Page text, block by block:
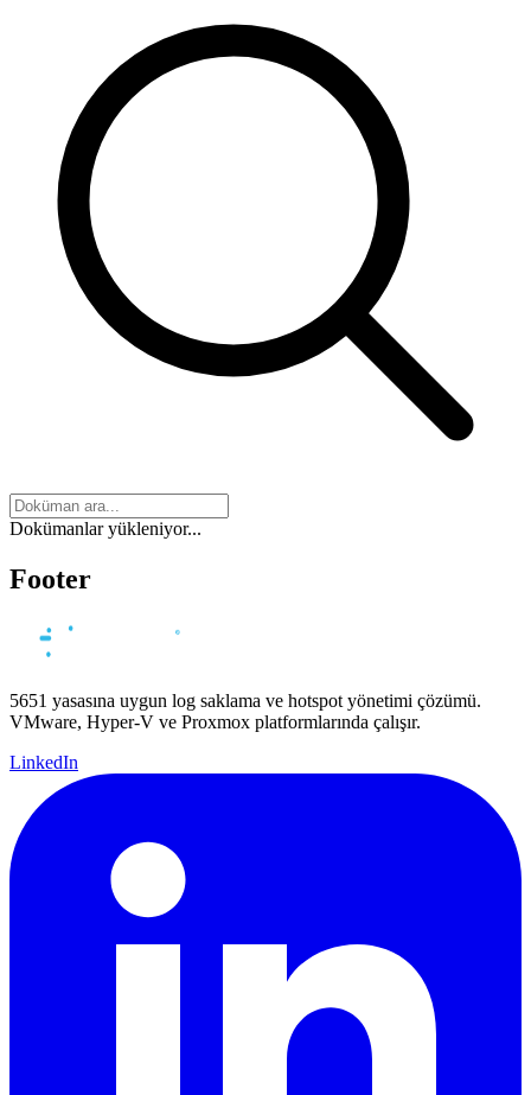
Dokümanlar yükleniyor...
Footer
5651 yasasına uygun log saklama ve hotspot yönetimi çözümü.
VMware, Hyper-V ve Proxmox platformlarında çalışır.
LinkedIn